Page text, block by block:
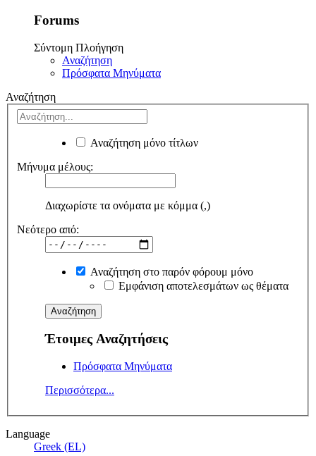
Forums
Σύντομη Πλοήγηση
Αναζήτηση
Πρόσφατα Μηνύματα
Αναζήτηση
Αναζήτηση μόνο τίτλων
Μήνυμα μέλους:
Διαχωρίστε τα ονόματα με κόμμα (,)
Νεότερο από:
Αναζήτηση στο παρόν φόρουμ μόνο
Εμφάνιση αποτελεσμάτων ως θέματα
Έτοιμες Αναζητήσεις
Πρόσφατα Μηνύματα
Περισσότερα...
Language
Greek (EL)